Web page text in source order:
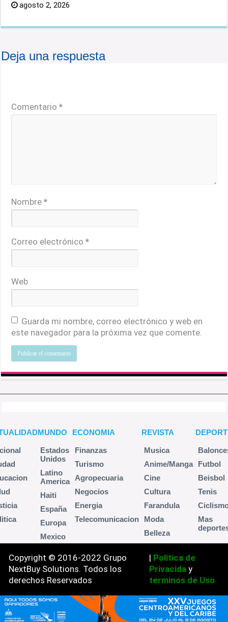
agosto 2, 2026
Deja una respuesta
Comentario*
Nombre*
Correo electrónico*
Web
Guarda mi nombre, correo electrónico y web en
este navegador para la próxima vez que comente.
MUNDO
Estados
Unidos
Latino
America
Haiti
España
Europa
Mexico
ECONOMIA
Finanzas
Turismo
Agropecuaria
Negocios
Energia
Telecomunicacion
REVISTA
Musica
Anime/Manga
Cine
Cultura
Farandula
Moda
Belleza
Futbol
Beisbol
Tenis
Mas
Copyright © 2016-2022 Grupo
NextBuy Solutions. Todos los
derechos Reservados
| Politica de
Privacida y
terminos de Uso